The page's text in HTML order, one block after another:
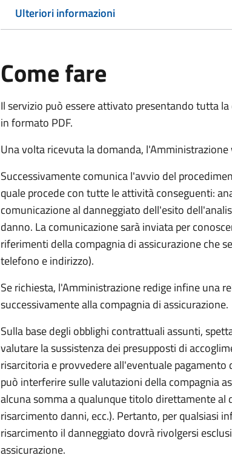
Ulteriori informazioni
Come fare
Il servizio può essere attivato presentando tutta
in formato PDF.
Una volta ricevuta la domanda,
Successivamente comunica l'avvio del
quale procede con tutte le attività conseguenti:
comunicazione al danneggiato dell'esito
danno. La comunicazione sarà inviata per
riferimenti della compagnia di assicurazione che
telefono e indirizzo).
Se richiesta, l'Amministrazione redige infine una
successivamente alla compagnia di assicurazione.
Sulla base degli obblighi contrattuali assunti,
valutare la sussistenza dei presupposti di
risarcitoria e provvedere all'eventuale
può interferire sulle valutazioni della compagnia
alcuna somma a qualunque titolo direttamente al
risarcimento danni, ecc.). Pertanto, per qualsiasi
risarcimento il danneggiato dovrà rivolgersi
assicurazione.